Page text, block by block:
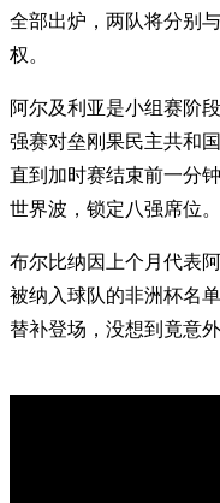
全部出炉，两队将分别
权。
阿尔及利亚是小组赛阶
强赛对垒刚果民主共和
直到加时赛结束前一分
世界波，锁定八强席位。
布尔比纳因上个月代表
被纳入球队的非洲杯名
替补登场，没想到竟意